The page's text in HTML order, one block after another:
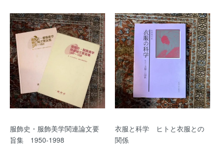
服飾史・服飾美学関連論文要
旨集 1950-1998
衣服と科学 ヒトと衣服との
関係